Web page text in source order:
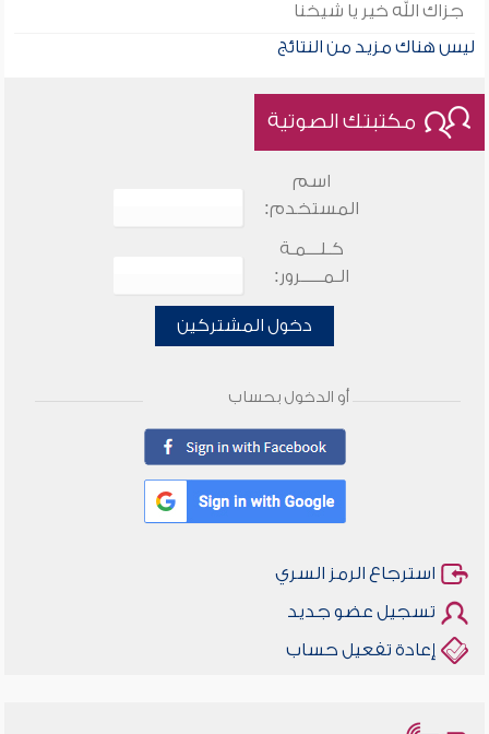
جزاك الله خير يا شيخنا
ليس هناك مزيد من النتائج
مكتبتك الصوتية
اسم
المستخدم:
كـلـــمـة
الـمـــــرور:
دخول المشتركين
أو الدخول بحساب
استرجاع الرمز السري
تسجيل عضو جديد
إعادة تفعيل حساب